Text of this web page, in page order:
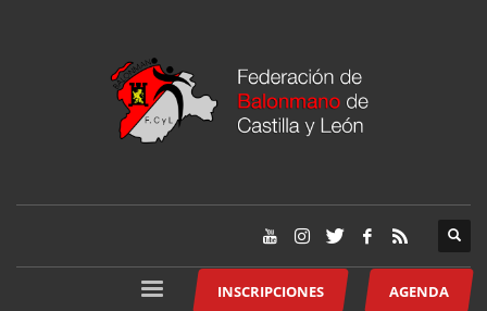
INSCRIPCIONES AGENDA